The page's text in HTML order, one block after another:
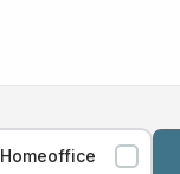
Homeoffice